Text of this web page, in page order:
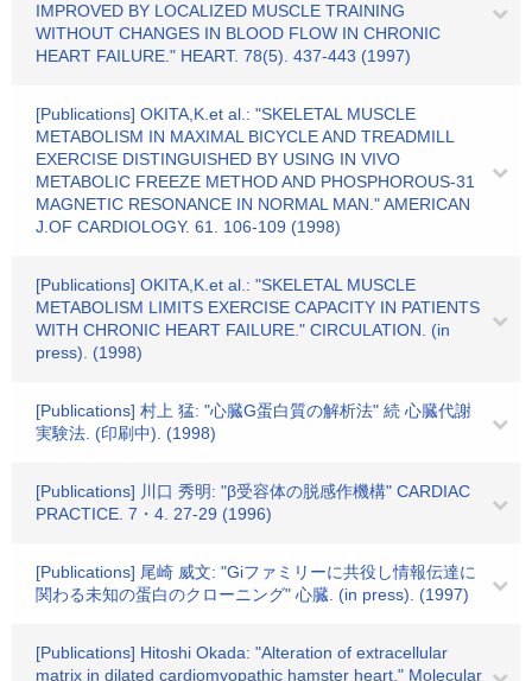
IMPROVED BY LOCALIZED MUSCLE TRAINING
WITHOUT CHANGES IN BLOOD FLOW IN CHRONIC
HEART FAILURE." HEART. 78(5). 437-443 (1997)
[Publications] OKITA,K.et al.: "SKELETAL MUSCLE
METABOLISM IN MAXIMAL BICYCLE AND TREADMILL
EXERCISE DISTINGUISHED BY USING IN VIVO
METABOLIC FREEZE METHOD AND PHOSPHOROUS-31
MAGNETIC RESONANCE IN NORMAL MAN." AMERICAN
J.OF CARDIOLOGY. 61. 106-109 (1998)
[Publications] OKITA,K.et al.: "SKELETAL MUSCLE
METABOLISM LIMITS EXERCISE CAPACITY IN PATIENTS
WITH CHRONIC HEART FAILURE." CIRCULATION. (in
press). (1998)
[Publications] 村上 猛: "心臓G蛋白質の解析法" 続 心臓代謝
実験法. (印刷中). (1998)
[Publications] 川口 秀明: "β受容体の脱感作機構" CARDIAC
PRACTICE. 7・4. 27-29 (1996)
[Publications] 尾崎 威文: "Giファミリーに共役し情報伝達に
関わる未知の蛋白のクローニング" 心臓. (in press). (1997)
[Publications] Hitoshi Okada: "Alteration of extracellular
matrix in dilated cardiomyopathic hamster heart." Molecular